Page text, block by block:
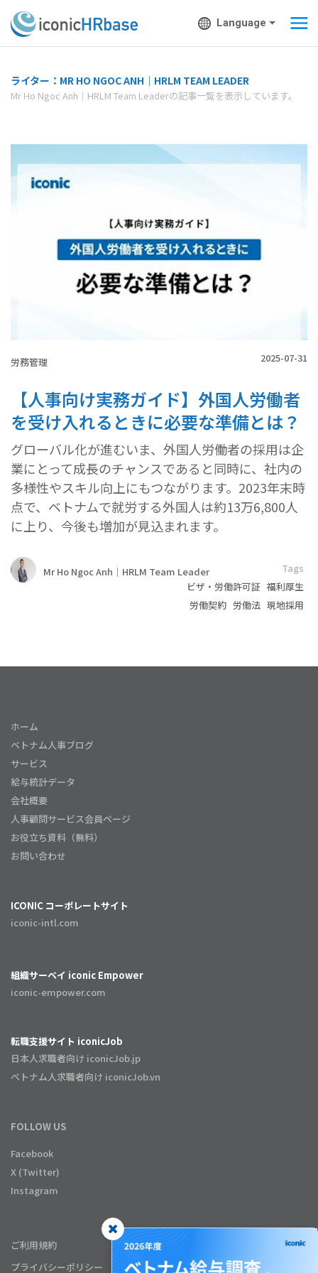
Language
ライター：MR HO NGOC ANH｜HRLM TEAM LEADER
Mr Ho Ngoc Anh｜HRLM Team Leaderの記事一覧を表示しています。
労務管理 2025-07-31
【人事向け実務ガイド】外国人労働者
を受け入れるときに必要な準備とは？
グローバル化が進むいま、外国人労働者の採用は企
業にとって成長のチャンスであると同時に、社内の
多様性やスキル向上にもつながります。2023年末時
点で、ベトナムで就労する外国人は約13万6,800人
に上り、今後も増加が見込まれます。
Mr Ho Ngoc Anh｜HRLM Team Leader
Tags
ビザ・労働許可証 福利厚生
労働契約 労働法 現地採用
ホーム
ベトナム人事ブログ
サービス
給与統計データ
会社概要
人事顧問サービス会員ページ
お役立ち資料（無料）
お問い合わせ
ICONIC コーポレートサイト
iconic-intl.com
組織サーベイ iconic Empower
iconic-empower.com
転職支援サイト iconicJob
日本人求職者向け iconicJob.jp
ベトナム人求職者向け iconicJob.vn
FOLLOW US
Facebook
X (Twitter)
Instagram
ご利用規約
プライバシーポリシー